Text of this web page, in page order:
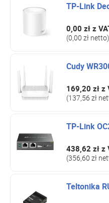
TP-Link
0,00 zł z
(0,00 zł netto)
Cudy
169,20 zł z
(137,56 zł
TP-Link
438,62 zł z
(356,60 zł
Teltonika